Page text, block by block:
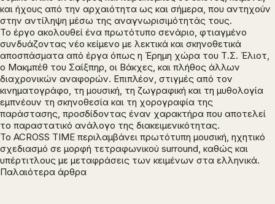
και ήχους από την αρχαιότητα ως και σήμερα, που αντηχούν
στην αντίληψη μέσω της αναγνωρισιμότητάς τους.
Το έργο ακολουθεί ένα πρωτότυπο σενάριο, φτιαγμένο
συνδυάζοντας νέο κείμενο με λεκτικά και σκηνοθετικά
αποσπάσματα από έργα όπως η Έρημη χώρα του Τ.Σ. Έλιοτ,
ο Μακμπέθ του Σαίξπηρ, οι Βάκχες, και πλήθος άλλων
διαχρονικών αναφορών. Επιπλέον, στιγμές από τον
κινηματογράφο, τη μουσική, τη ζωγραφική και τη μυθολογία
εμπνέουν τη σκηνοθεσία και τη χορογραφία της
παράστασης, προσδίδοντας έναν χαρακτήρα που αποτελεί
το παραστατικό ανάλογο της διακειμενικότητας.
Το ACROSS TIME περιλαμβάνει πρωτότυπη μουσική, ηχητικό
σχεδιασμό σε μορφή τετραφωνικού surround, καθώς και
υπέρτιτλους με μεταφράσεις των κειμένων στα ελληνικά.
Πλοήγηση
Παλαιότερα άρθρα